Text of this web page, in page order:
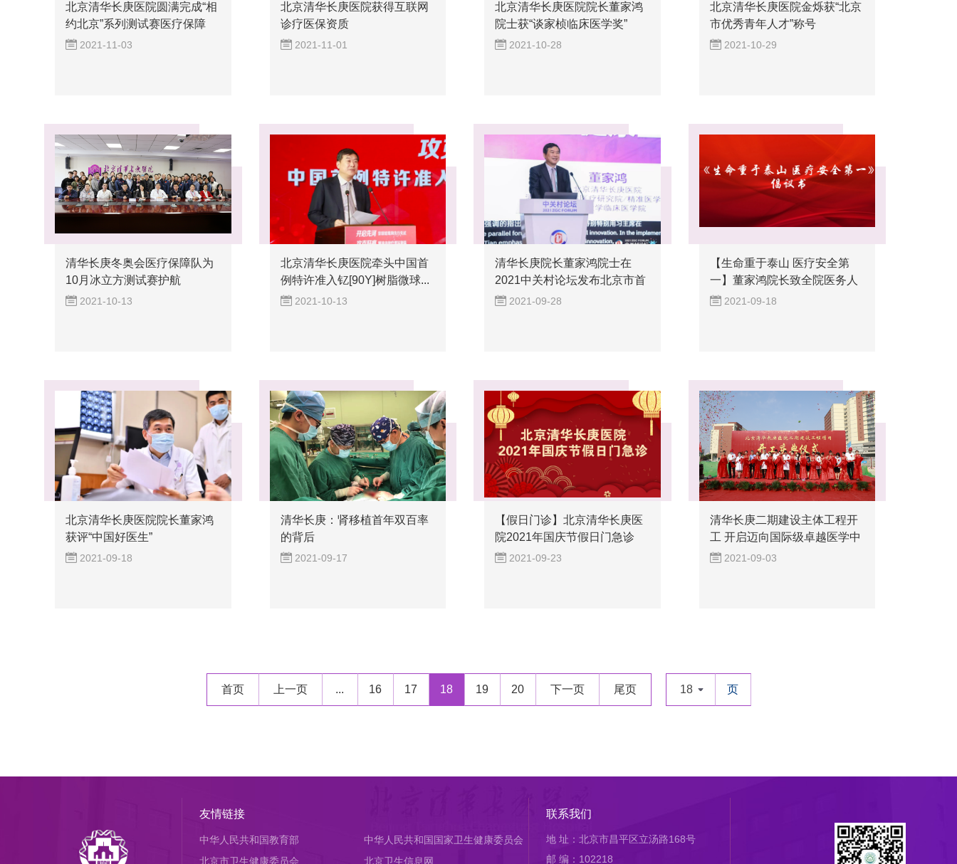
北京清华长庚医院圆满完成“相
约北京”系列测试赛医疗保障
任...2021-11-03
北京清华长庚医院获得互联网
诊疗医保资质
2021-11-01
北京清华长庚医院院长董家鸿
院士获“谈家桢临床医学奖”
2021-10-28
北京清华长庚医院金烁获“北京
市优秀青年人才”称号
2021-10-29
清华长庚冬奥会医疗保障队为
10月冰立方测试赛护航
2021-10-13
北京清华长庚医院牵头中国首
例特许准入钇[90Y]树脂微球...
2021-10-13
清华长庚院长董家鸿院士在
2021中关村论坛发布北京市首
个...2021-09-28
【生命重于泰山 医疗安全第
一】董家鸿院长致全院医务人
员的...2021-09-18
北京清华长庚医院院长董家鸿
获评“中国好医生”
2021-09-18
清华长庚：肾移植首年双百率
的背后
2021-09-17
【假日门诊】北京清华长庚医
院2021年国庆节假日门急诊
安...2021-09-23
清华长庚二期建设主体工程开
工 开启迈向国际级卓越医学中
心...2021-09-03
首页 上一页 ... 16 17 18 19 20 下一页 尾页 18 页
友情链接
中华人民共和国教育部
中华人民共和国国家卫生健康委员会
北京市卫生健康委员会
北京卫生信息网
联系我们
地 址：北京市昌平区立汤路168号
邮 编：102218